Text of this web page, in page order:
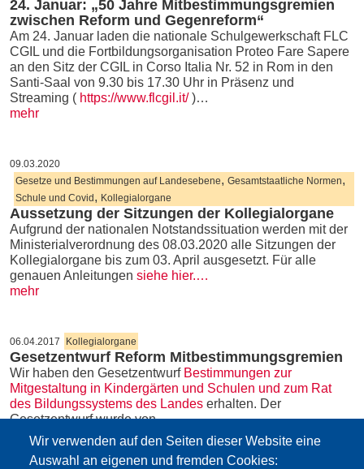
Wir verwenden auf den Seiten dieser Website eine
Auswahl an eigenen und fremden Cookies:
24. Januar: „50 Jahre Mitbestimmungsgremien
zwischen Reform und Gegenreform“
Am 24. Januar laden die nationale Schulgewerkschaft FLC
CGIL und die Fortbildungsorganisation Proteo Fare Sapere
an den Sitz der CGIL in Corso Italia Nr. 52 in Rom in den
Santi-Saal von 9.30 bis 17.30 Uhr in Präsenz und
Streaming ( https://www.flcgil.it/)…
mehr
09.03.2020
Gesetze und Bestimmungen auf Landesebene, Gesamtstaatliche Normen,
Schule und Covid , Kollegialorgane
Aussetzung der Sitzungen der Kollegialorgane
Aufgrund der nationalen Notstandssituation werden mit der
Ministerialverordnung des 08.03.2020 alle Sitzungen der
Kollegialorgane bis zum 03. April ausgesetzt. Für alle
genauen Anleitungen siehe hier.…
mehr
06.04.2017 Kollegialorgane
Gesetzentwurf Reform Mitbestimmungsgremien
Wir haben den Gesetzentwurf Bestimmungen zur
Mitgestaltung in Kindergärten und Schulen und zum Rat
des Bildungssystems des Landes erhalten. Der
Gesetzentwurf wurde von…
mehr